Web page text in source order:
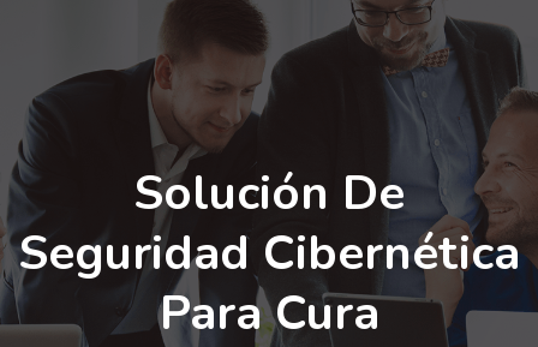
Solución De
Seguridad Cibernética
Para Cura